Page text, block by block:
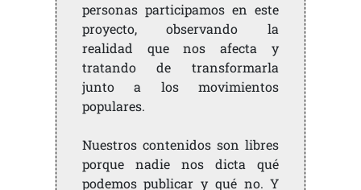
personas participamos en este
proyecto, observando la
realidad que nos afecta y
tratando de transformarla
junto a los movimientos
populares.
Nuestros contenidos son libres
porque nadie nos dicta qué
podemos publicar y qué no. Y